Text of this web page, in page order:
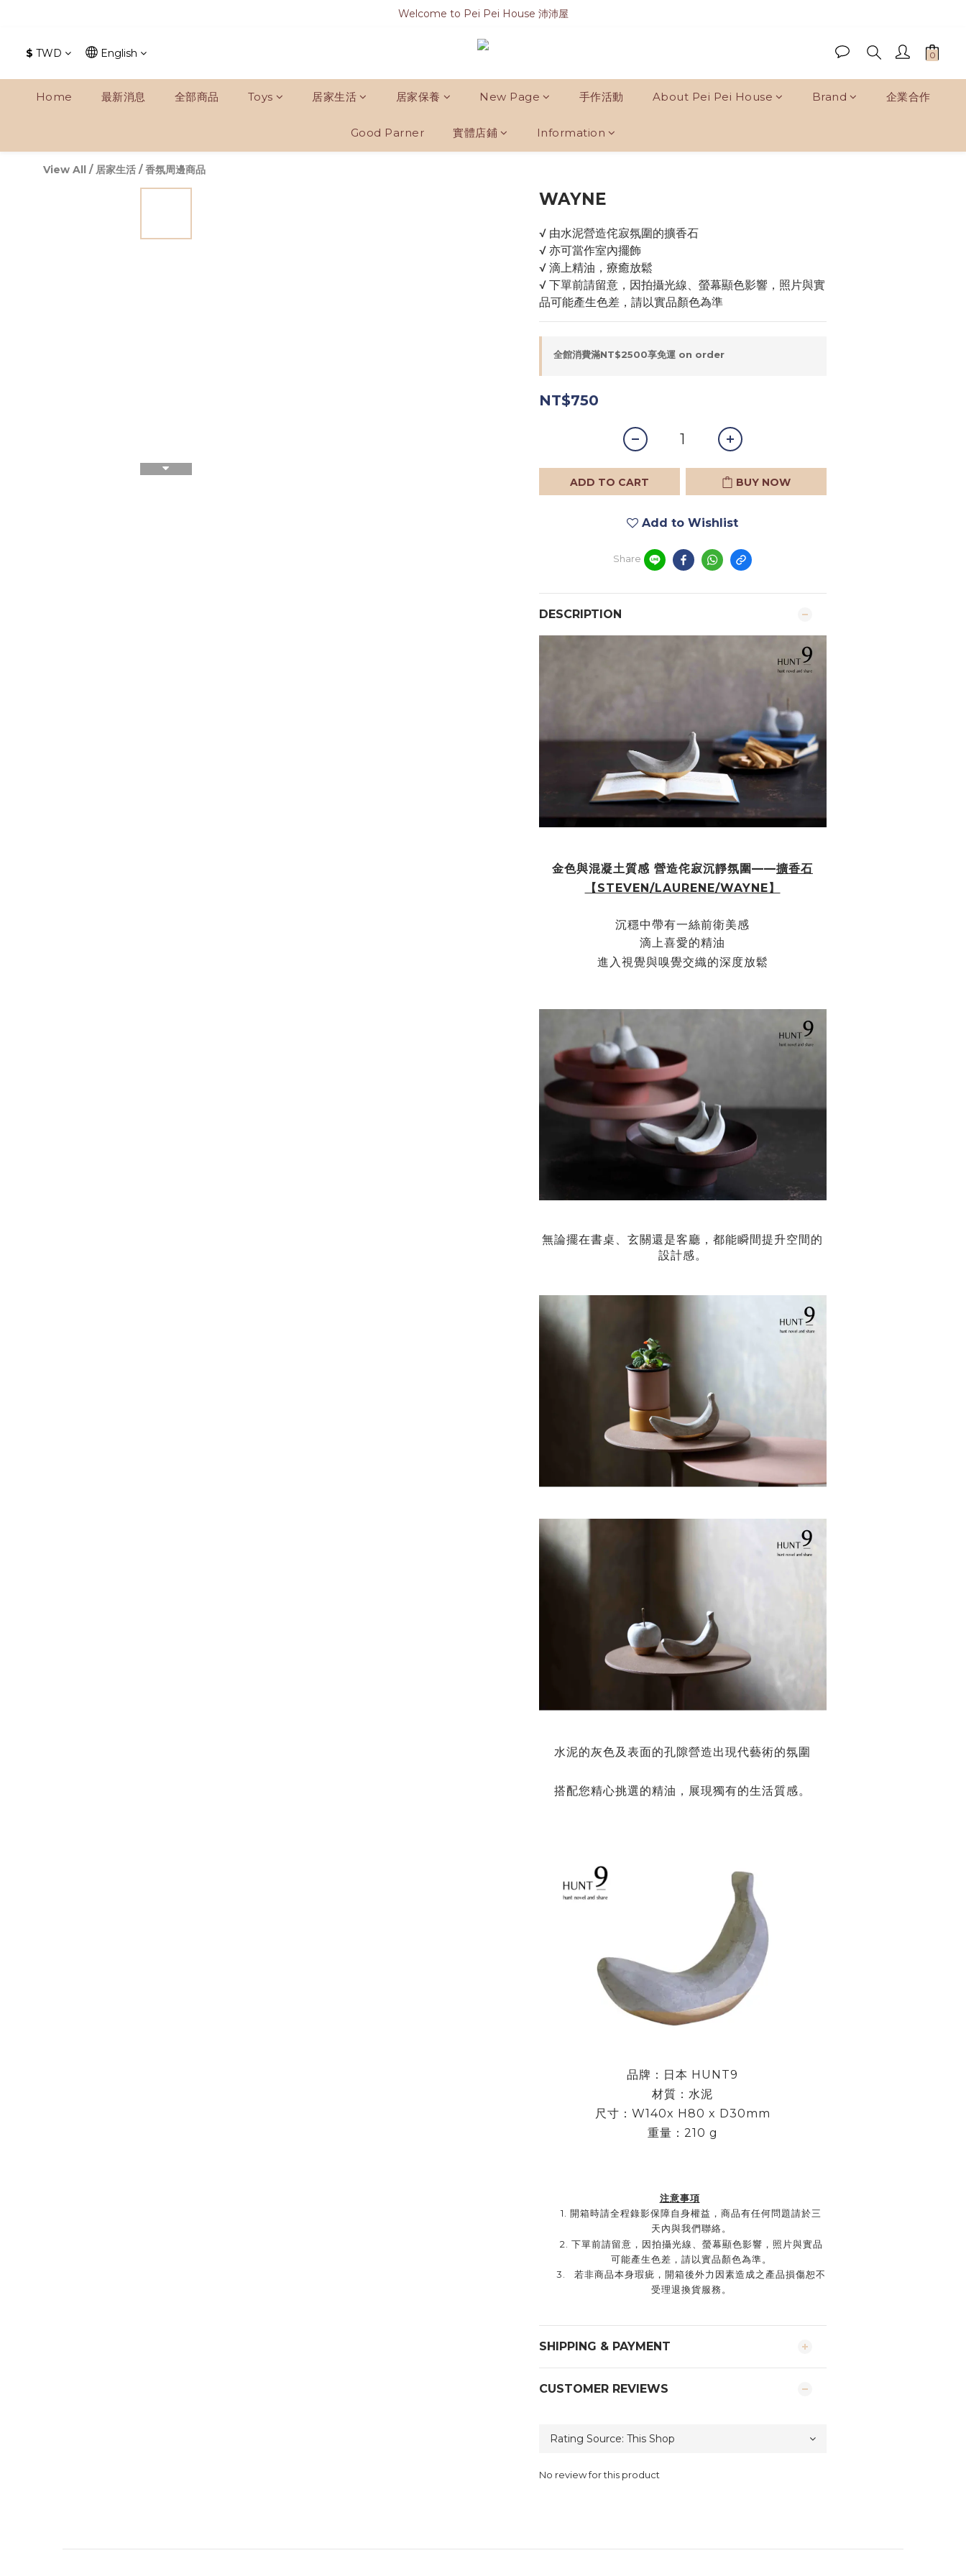
Welcome to Pei Pei House 沛沛屋
$ TWD English
Home 最新消息 全部商品 Toys 居家生活 居家保養 New Page 手作活動 About Pei Pei House Brand 企業合作
Good Parner 實體店鋪 Information
View All / 居家生活 /香氛周邊商品
WAYNE
√ 由水泥營造侘寂氛圍的擴香石
√ 亦可當作室內擺飾
√ 滴上精油，療癒放鬆
√ 下單前請留意，因拍攝光線、螢幕顯色影響，照片與實
品可能產生色差，請以實品顏色為準
全館消費滿NT$2500享免運 on order
NT$750
ADD TO CART BUY NOW
Add to Wishlist
Share
DESCRIPTION
金色與混凝土質感 營造侘寂沉靜氛圍——擴香石
【STEVEN/LAURENE/WAYNE】
沉穩中帶有一絲前衛美感
滴上喜愛的精油
進入視覺與嗅覺交織的深度放鬆
無論擺在書桌、玄關還是客廳，都能瞬間提升空間的
設計感。
水泥的灰色及表面的孔隙營造出現代藝術的氛圍
搭配您精心挑選的精油，展現獨有的生活質感。
品牌：日本 HUNT9
材質：水泥
尺寸： W140x H80 x D30mm
重量：210 g
注意事項
1. 開箱時請全程錄影保障自身權益，商品有任何問題請於三
天內與我們聯絡。
2.
下單前請留意，因拍攝光線、螢幕顯色影響，照片與實品
可能產生色差，請以實品顏色為準。
3.
若非商品本身瑕疵，開箱後外力因素造成之產品損傷恕不
受理退換貨服務。
SHIPPING & PAYMENT
CUSTOMER REVIEWS
No review for this product